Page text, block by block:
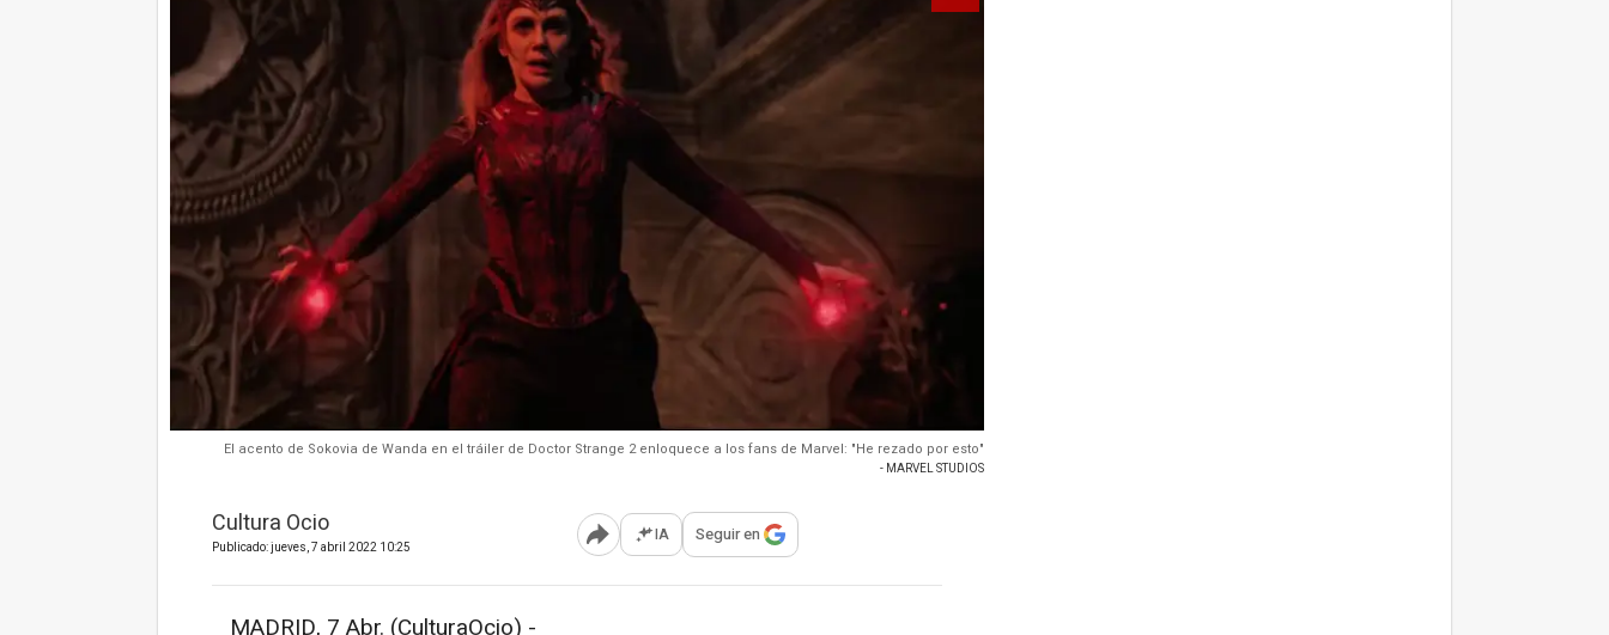
El acento de Sokovia de Wanda en el tráiler de Doctor Strange 2 enloquece a los fans de Marvel: "He rezado por esto"
- MARVEL STUDIOS
Cultura Ocio
Publicado: jueves, 7 abril 2022 10:25 Abrir opciones para compartir
IA Seguir en
MADRID, 7 Abr. (CulturaOcio) -